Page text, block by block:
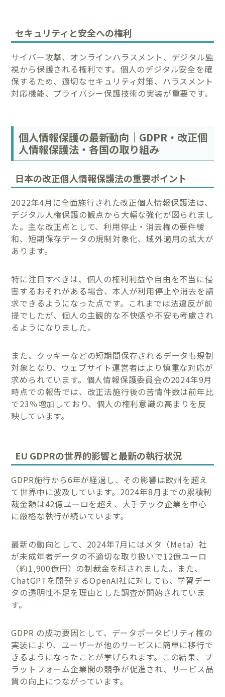
セキュリティと安全への権利
サイバー攻撃、オンラインハラスメント、デジタル監
視から保護される権利です。個人のデジタル安全を確
保するため、適切なセキュリティ対策、ハラスメント
対応機能、プライバシー保護技術の実装が重要です。
個人情報保護の最新動向｜GDPR・改正個
人情報保護法・各国の取り組み
日本の改正個人情報保護法の重要ポイント
2022年4月に全面施行された改正個人情報保護法は、
デジタル人権保護の観点から大幅な強化が図られまし
た。主な改正点として、利用停止・消去権の要件緩
和、短期保存データの規制対象化、域外適用の拡大が
あります。
特に注目すべきは、個人の権利利益や自由を不当に侵
害するおそれがある場合、本人が利用停止や消去を請
求できるようになった点です。これまでは法違反が前
提でしたが、個人の主観的な不快感や不安も考慮され
るようになりました。
また、クッキーなどの短期間保存されるデータも規制
対象となり、ウェブサイト運営者はより慎重な対応が
求められています。個人情報保護委員会の2024年9月
時点での報告では、改正法施行後の苦情件数は前年比
で23％増加しており、個人の権利意識の高まりを反
映しています。
EU GDPRの世界的影響と最新の執行状況
GDPR施行から6年が経過し、その影響は欧州を超え
て世界中に波及しています。2024年8月までの累積制
裁金額は42億ユーロを超え、大手テック企業を中心
に厳格な執行が続いています。
最新の動向として、2024年7月にはメタ（Meta）社
が未成年者データの不適切な取り扱いで12億ユーロ
（約1,900億円）の制裁金を科されました。また、
ChatGPTを開発するOpenAI社に対しても、学習デー
タの透明性不足を理由とした調査が開始されていま
す。
GDPR の成功要因として、データポータビリティ権の
実装により、ユーザーが他のサービスに簡単に移行で
きるようになったことが挙げられます。この結果、プ
ラットフォーム企業間の競争が促進され、サービス品
質の向上につながっています。